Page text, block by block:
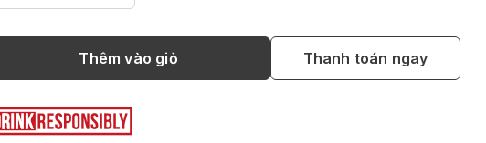
Thêm vào giỏ Thanh toán ngay